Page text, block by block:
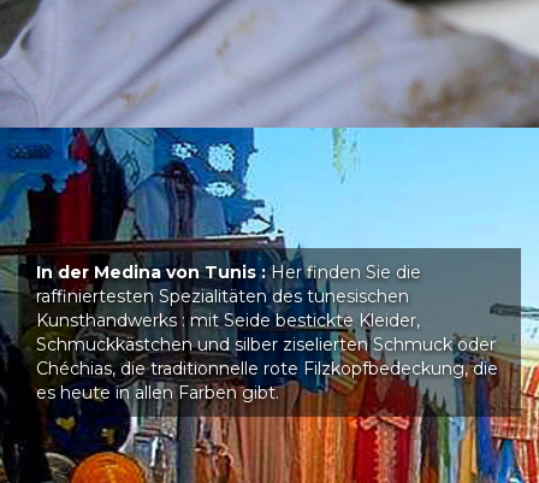
In der Medina von Tunis :Her finden Sie die
raffiniertesten Spezialitäten des tunesischen
Kunsthandwerks : mit Seide bestickte Kleider,
Schmuckkästchen und silber ziselierten Schmuck oder
Chéchias, die traditionnelle rote Filzkopfbedeckung, die
es heute in allen Farben gibt.